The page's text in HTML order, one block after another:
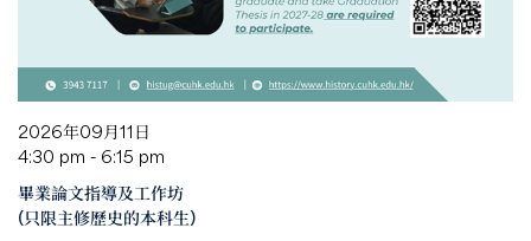
2026年09月11日
4:30 pm - 6:15 pm
畢業論文指導及工作坊
(只限主修歷史的本科生)